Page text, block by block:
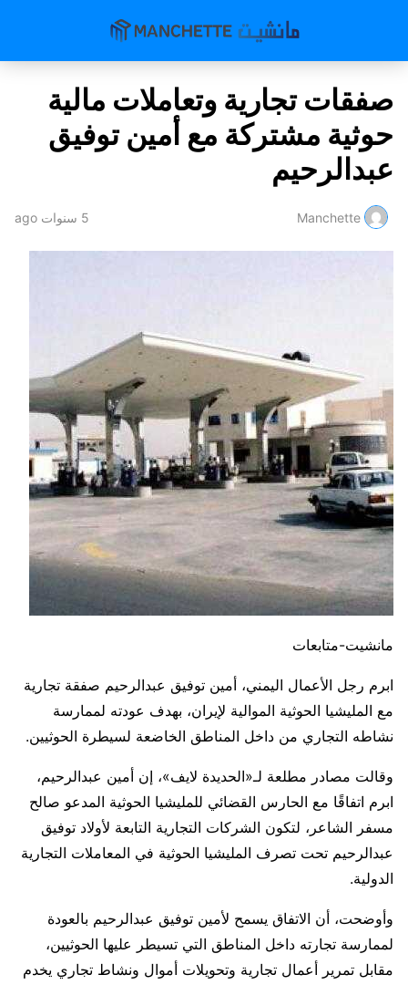
صفقات تجارية وتعاملات مالية
حوثية مشتركة مع أمين توفيق
عبدالرحيم
Manchette 5 سنوات ago
مانشيت-متابعات
ابرم رجل الأعمال اليمني، أمين توفيق عبدالرحيم صفقة تجارية
مع المليشيا الحوثية الموالية لإيران، بهدف عودته لممارسة
نشاطه التجاري من داخل المناطق الخاضعة لسيطرة الحوثيين.
وقالت مصادر مطلعة لـ«الحديدة لايف»، إن أمين عبدالرحيم،
ابرم اتفاقًا مع الحارس القضائي للمليشيا الحوثية المدعو صالح
مسفر الشاعر، لتكون الشركات التجارية التابعة لأولاد توفيق
عبدالرحيم تحت تصرف المليشيا الحوثية في المعاملات التجارية
الدولية.
وأوضحت، أن الاتفاق يسمح لأمين توفيق عبدالرحيم بالعودة
لممارسة تجارته داخل المناطق التي تسيطر عليها الحوثيين،
مقابل تمرير أعمال تجارية وتحويلات أموال ونشاط تجاري يخدم